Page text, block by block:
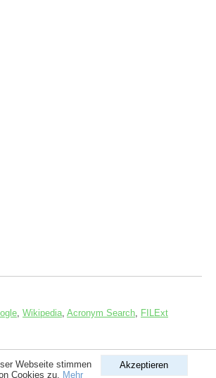
Wikipedia Acronym Search FILExt
Akzeptieren
Webseite stimmen
Cookies zu. Mehr
| All rights reserved.